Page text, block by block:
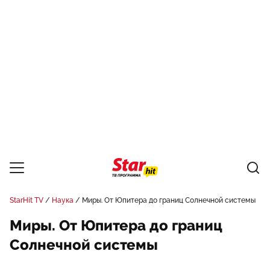
StarHit TV Наука Миры. От Юпитера до границ Солнечной системы
Миры. От Юпитера до границ
Солнечной системы